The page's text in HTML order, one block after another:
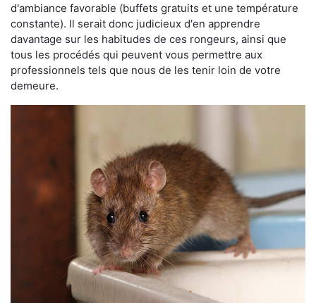
d'ambiance favorable (buffets gratuits et une température
constante). Il serait donc judicieux d'en apprendre
davantage sur les habitudes de ces rongeurs, ainsi que
tous les procédés qui peuvent vous permettre aux
professionnels tels que nous de les tenir loin de votre
demeure.